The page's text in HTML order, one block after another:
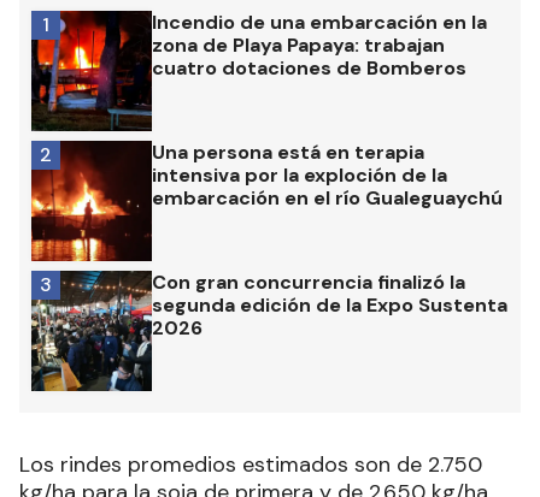
Incendio de una embarcación en la
zona de Playa Papaya: trabajan
cuatro dotaciones de Bomberos
1
Una persona está en terapia
intensiva por la exploción de la
embarcación en el río Gualeguaychú
2
Con gran concurrencia finalizó la
segunda edición de la Expo Sustenta
2026
3
Los rindes promedios estimados son de 2.750